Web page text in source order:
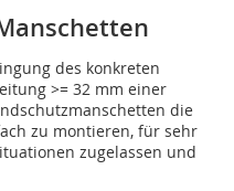
des konkreten
>= 32 mm einer
die
zu montieren, für sehr
zugelassen und